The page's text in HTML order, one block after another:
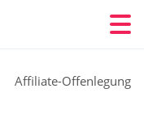
Affiliate-Offenlegung